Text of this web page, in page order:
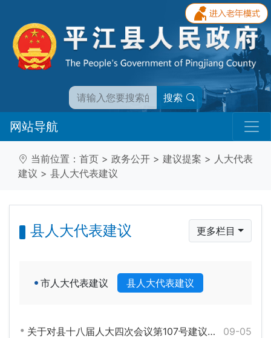
搜索
网站导航
当前位置： 首页 > 政务公开 > 建议提案 > 人大代表
建议 > 县人大代表建议
县人大代表建议 更多栏目
市人大代表建议 县人大代表建议
09-05
关于对县十八届人大四次会议第107号建议的答复